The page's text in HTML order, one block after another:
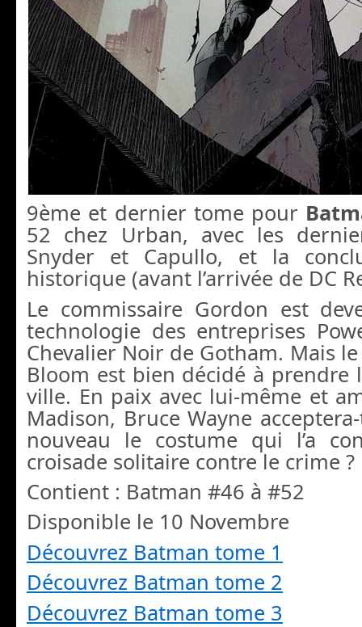
9ème et dernier tome pour
52 chez Urban, avec les
Snyder et Capullo, et la
historique (avant l’arrivée de DC
Le commissaire Gordon est
technologie des entreprises
Chevalier Noir de Gotham. Mais
Bloom est bien décidé à prendre
ville. En paix avec lui-même et
Madison, Bruce Wayne
nouveau le costume qui l’a
croisade solitaire contre le crime ?
Contient : Batman #46 à #52
Disponible le 10 Novembre
Découvrez Batman tome 1
Découvrez Batman tome 2
Découvrez Batman tome 3